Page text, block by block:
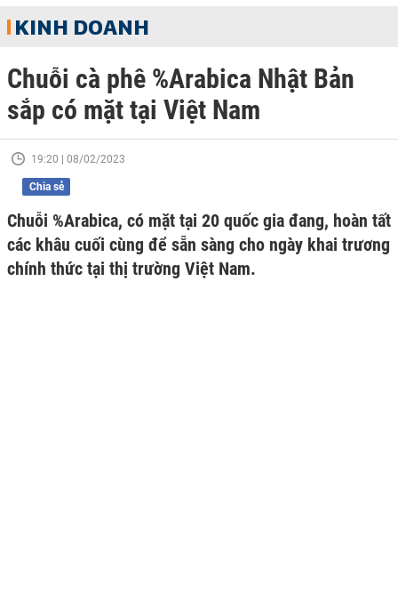
KINH DOANH
Chuỗi cà phê %Arabica Nhật Bản
sắp có mặt tại Việt Nam
19:20 | 08/02/2023
Chia sẻ
Chuỗi %Arabica, có mặt tại 20 quốc gia đang, hoàn tất
các khâu cuối cùng để sẵn sàng cho ngày khai trương
chính thức tại thị trường Việt Nam.